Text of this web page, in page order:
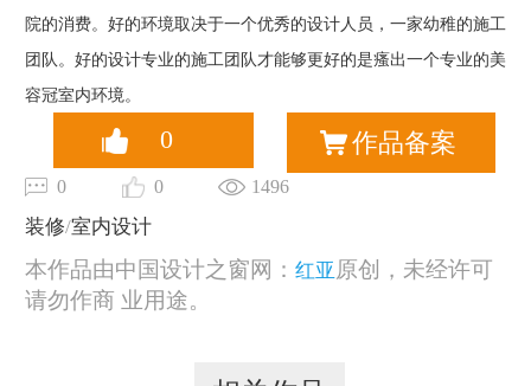
院的消费。好的环境取决于一个优秀的设计人员，一家幼稚的施工
团队。好的设计专业的施工团队才能够更好的是瘙出一个专业的美
容冠室内环境。
0 作品备案
0 0
1496
装修/室内设计
本作品由中国设计之窗网： 红亚 原创，未经许可
请勿作商 业用途。